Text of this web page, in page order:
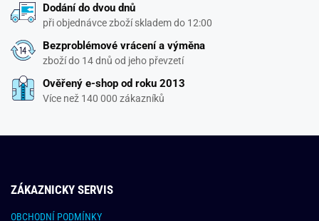
Dodání do dvou dnů
při objednávce zboží skladem do 12:00
Bezproblémové vrácení a výměna
zboží do 14 dnů od jeho převzetí
Ověřený e-shop od roku 2013
Více než 140 000 zákazníků
ZÁKAZNICKY SERVIS
OBCHODNÍ PODMÍNKY